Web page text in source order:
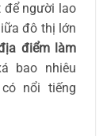
để người lao
đô thị lớn
điểm làm
bao nhiêu
nổi tiếng